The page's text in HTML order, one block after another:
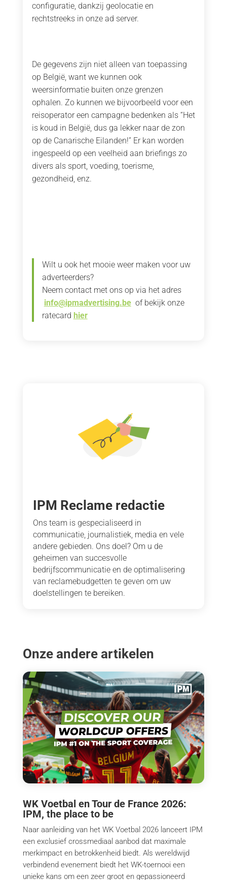
configuratie, dankzij geolocatie en
rechtstreeks in onze ad server.
De gegevens zijn niet alleen van toepassing
op België, want we kunnen ook
weersinformatie buiten onze grenzen
ophalen. Zo kunnen we bijvoorbeeld voor een
reisoperator een campagne bedenken als “Het
is koud in België, dus ga lekker naar de zon
op de Canarische Eilanden!” Er kan worden
ingespeeld op een veelheid aan briefings zo
divers als sport, voeding, toerisme,
gezondheid, enz.
Wilt u ook het mooie weer maken voor uw
adverteerders?
Neem contact met ons op via het adres
info@ipmadvertising.beof bekijk onze
ratecard hier
IPM Reclame redactie
Ons team is gespecialiseerd in
communicatie, journalistiek, media en vele
andere gebieden. Ons doel? Om u de
geheimen van succesvolle
bedrijfscommunicatie en de optimalisering
van reclamebudgetten te geven om uw
doelstellingen te bereiken.
Onze andere artikelen
WK Voetbal en Tour de France 2026:
IPM, the place to be
Naar aanleiding van het WK Voetbal 2026 lanceert IPM
een exclusief crossmediaal aanbod dat maximale
merkimpact en betrokkenheid biedt. Als wereldwijd
verbindend evenement biedt het WK-toernooi een
unieke kans om een zeer groot en gepassioneerd